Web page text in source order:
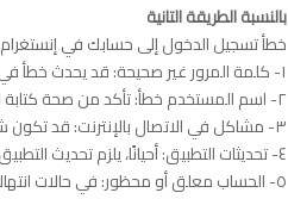
بالنسبة الطريقة التانية
خطأ تسجيل الدخول إلى حسابك في إنستغرام
١- كلمة المرور غير صحيحة: قد يحدث خطأ في إدخال كلمة المرور.
٢- اسم المستخدم خطأ: تأكد من صحة كتابة اسم المستخدم.
٣- مشاكل في الاتصال بالإنترنت: قد تكون شبكة الإنترنت غير مستقرة.
٤- تحديثات التطبيق: أحيانًا، يلزم تحديث التطبيق للحصول على الميزات الجديدة.
٥- الحساب معلق أو محظور: في حالات انتهاك سياسات إنستغرام.